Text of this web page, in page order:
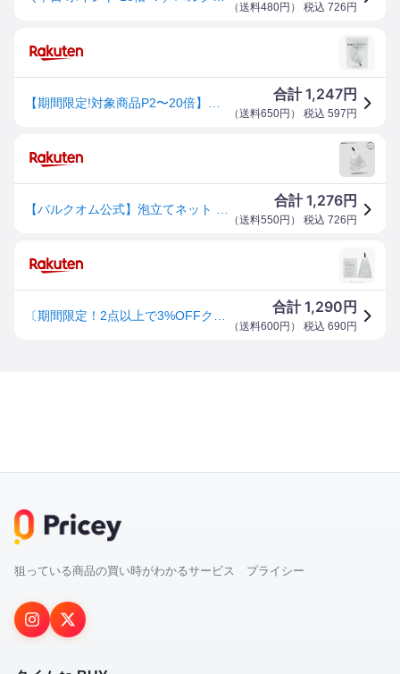
（送料480円 ） 税込 726 円
合計1,247円
（送料650円 ） 税込 597 円
合計1,276円
（送料550円 ） 税込 726 円
合計1,290 円
（送料600円 ） 税込 690円
狙っている商品の買い時がわかるサービス プライシー